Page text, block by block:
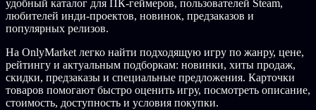
удобный каталог для ПК-геймеров, пользователей Steam,
любителей инди-проектов, новинок, предзаказов и
популярных релизов.
На OnlyMarket легко найти подходящую игру по жанру, цене,
рейтингу и актуальным подборкам: новинки, хиты продаж,
скидки, предзаказы и специальные предложения. Карточки
товаров помогают быстро оценить игру, посмотреть описание,
стоимость, доступность и условия покупки.